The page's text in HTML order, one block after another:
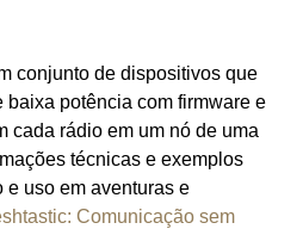
conjunto de dispositivos que
potência com firmware e
cada rádio em um nó de uma
técnicas e exemplos
e uso em aventuras e
Comunicação sem